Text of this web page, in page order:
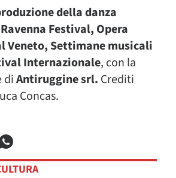
della danza
Festival, Opera
Veneto, Settimane musicali
Internazionale, con la
diAntiruggine srl. Crediti
Concas.